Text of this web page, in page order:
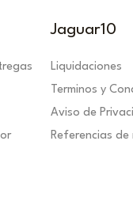
Jaguar10
Liquidaciones
Terminos y
Aviso de
Referencias de